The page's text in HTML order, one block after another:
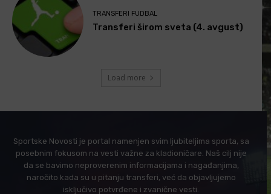
TRANSFERI FUDBAL
Transferi širom sveta (4. avgust)
Load more
Sportske Novosti je portal namenjen svim ljubiteljima sporta, sa
posebnim fokusom na vesti važne za kladioničare. Naš cilj nije
da se bavimo neproverenim informacijama i nagađanjima,
naročito kada su u pitanju transferi, već da objavljujemo
isključivo potvrđene i zvanične vesti.